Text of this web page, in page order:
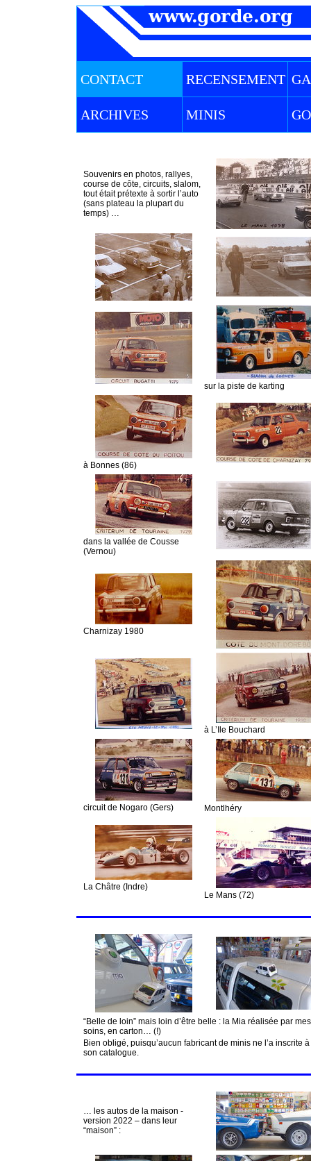
CONTACT RECENSEMENT
ARCHIVES MINIS
Souvenirs en photos, rallyes,
course de côte, circuits, slalom,
tout était prétexte à sortir l’auto
(sans plateau la plupart du
temps) …
sur la piste de karting
à Bonnes (86)
dans la vallée de Cousse
(Vernou)
Charnizay 1980
à L’Ile Bouchard
circuit de Nogaro (Gers) Montlhéry
La Châtre (Indre)
Le Mans (72)
“Belle de loin” mais loin d’être belle : la Mia réalisée par mes
soins, en carton… (!)
Bien obligé, puisqu’aucun fabricant de minis ne l’a inscrite à
son catalogue.
… les autos de la maison -
version 2022 – dans leur
“maison” :